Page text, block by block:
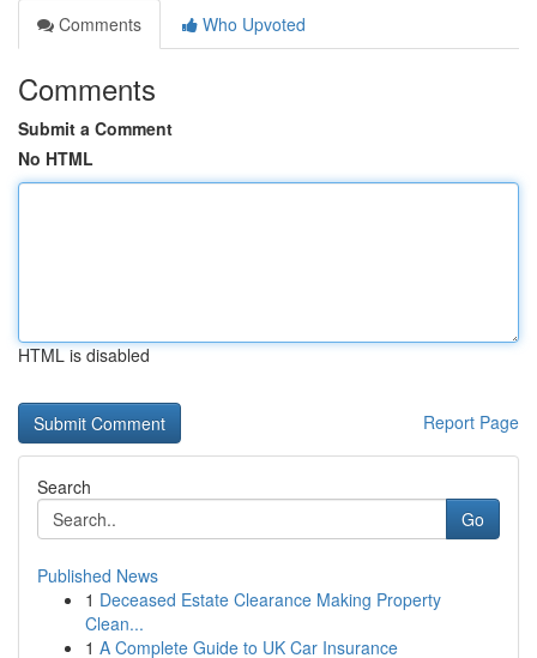
Comments
Who Upvoted
Comments
Submit a Comment
No HTML
HTML is disabled
Report Page
Search
Go
Published News
1 Deceased Estate Clearance Making Property
Clean...
1 A Complete Guide to UK Car Insurance